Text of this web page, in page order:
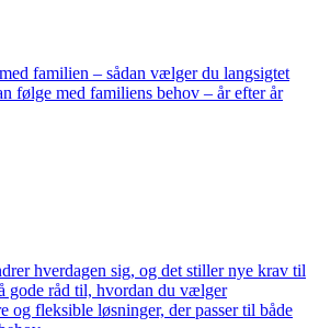
familien – sådan vælger du langsigtet
følge med familiens behov – år efter år
hverdagen sig, og det stiller nye krav til
gode råd til, hvordan du vælger
og fleksible løsninger, der passer til både